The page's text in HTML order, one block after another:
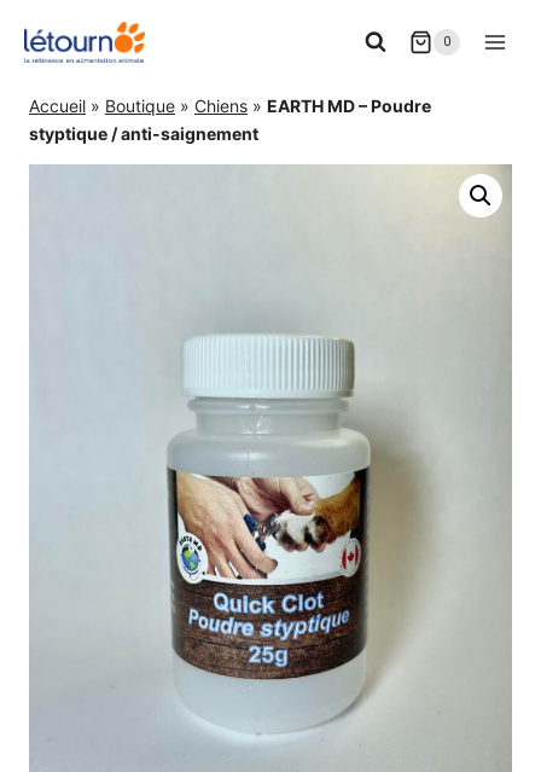
0
Accueil » Boutique » Chiens » EARTH MD – Poudre
styptique / anti-saignement